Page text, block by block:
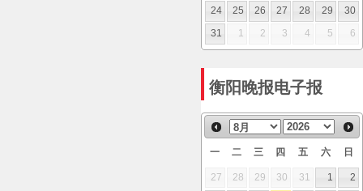
24
25 26 27 28 29
30
31
1 2 3 4 5 6
衡阳晚报电子报
一 二 三 四 五 六 日
27 28 29 30 31 1
2